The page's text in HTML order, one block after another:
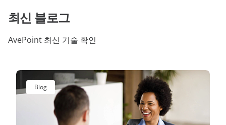
최신 블로그
AvePoint 최신 기술 확인
Blog